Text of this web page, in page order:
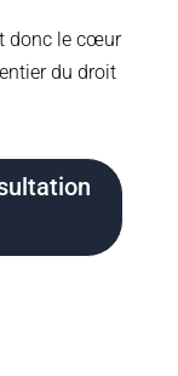
donc le cœur
du droit